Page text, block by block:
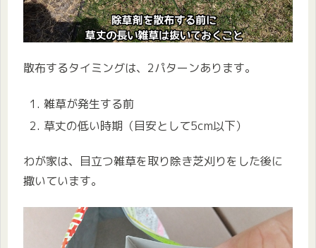
散布するタイミングは、2パターンあります。
雑草が発生する前
草丈の低い時期（目安として5cm以下）
わが家は、目立つ雑草を取り除き芝刈りをした後に
撒いています。